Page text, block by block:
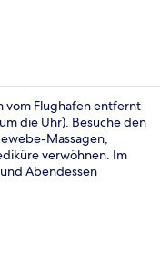
vom Flughafen entfernt
die Uhr). Besuche den
Massagen,
verwöhnen. Im
Abendessen
und einen
Personal und